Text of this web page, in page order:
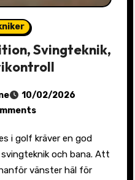
Svingteknik,
10/02/2026
och bana. Att
vänster häl för